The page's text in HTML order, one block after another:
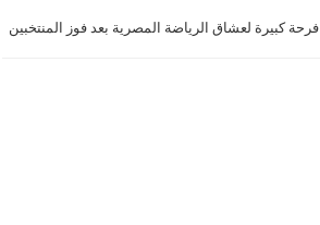
فرحة كبيرة لعشاق الرياضة المصرية بعد فوز المنتخبين